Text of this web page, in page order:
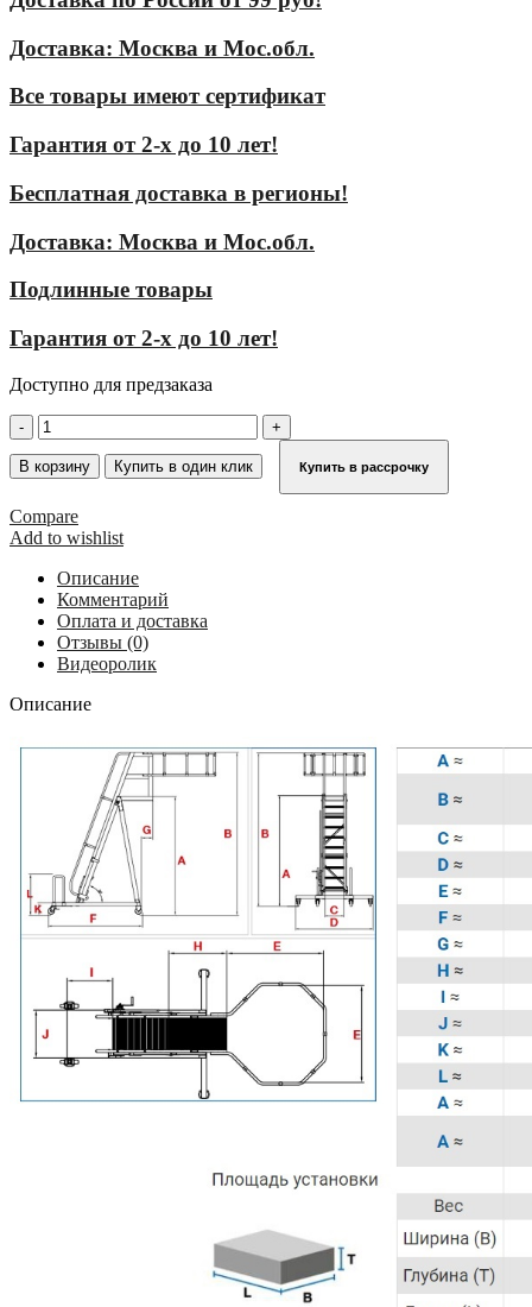
Доставка: Москва и Мос.обл.
Все товары имеют сертификат
Гарантия от 2-х до 10 лет!
Бесплатная доставка в регионы!
Доставка: Москва и Мос.обл.
Подлинные товары
Гарантия от 2-х до 10 лет!
Доступно для предзаказа
Количество
товара
Трап
цистерн,
резиновые
колеса,
круглое
ограждение,
алюм.
рифленый
KRAUSE
890047
В корзину Купить в один клик Купить в рассрочку
Compare
Add to wishlist
Описание
Комментарий
Оплата и доставка
Отзывы (0)
Видеоролик
Описание